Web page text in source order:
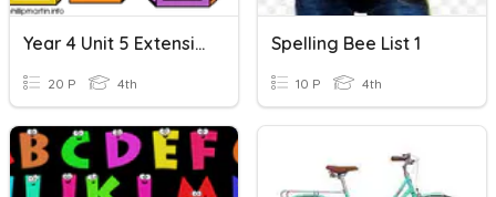
Year 4 Unit 5 Extension List Short E Sound
20 P 4th
Spelling Bee List 1
10 P 4th